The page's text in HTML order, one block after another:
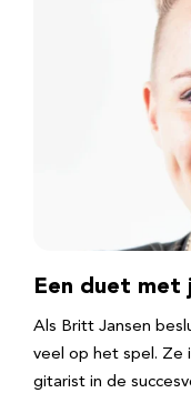
Een duet met
Als Britt Jansen
veel op het spel. Ze
gitarist in de